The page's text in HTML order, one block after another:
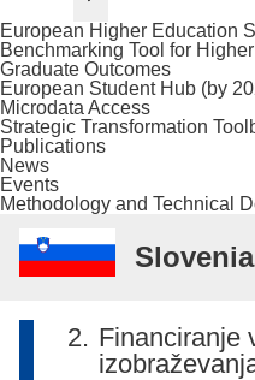
European Higher Education
Benchmarking Tool for
Graduate Outcomes
European Student Hub (by
Microdata Access
Strategic Transformation
Publications
News
Events
Methodology and Technical
Slovenia
2. Financiranje